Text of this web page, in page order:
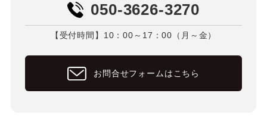
050-3626-3270
【受付時間】10：00～17：00（月～金）
お問合せフォームはこちら